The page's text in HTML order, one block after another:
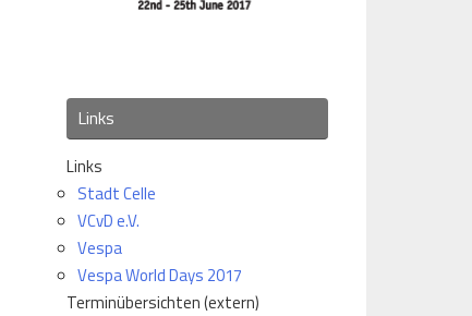
Links
Links
Stadt Celle
VCvD e.V.
Vespa
Vespa World Days 2017
Terminübersichten (extern)